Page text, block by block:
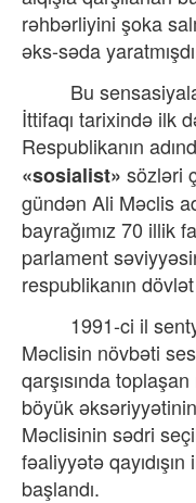
rəhbərliyini şoka
əks-səda
Bu
İttifaqı tarixində ilk
Respublikanın
«sosialist» sözləri
gündən Ali Məclis
bayrağımız 70 illik
parlament
respublikanın
1991-ci il
Məclisin növbəti
qarşısında
böyük
Məclisinin sədri
fəaliyyətə
başlandı.